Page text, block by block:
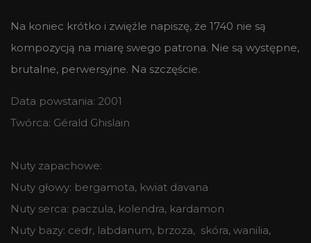
Na koniec krótko i zwięźle napiszę, że 1740 nie są
kompozycją na miarę swego patrona. Nie są występne,
brutalne, perwersyjne. Na szczęście.
Data powstania: 2001
Twórca: Gérald Ghislain
Nuty zapachowe:
Nuty głowy: bergamota, kwiat davana
Nuty serca: paczula, kolendra, kardamon
Nuty bazy: cedr, labdanum, brzoza, skóra, wanilia,